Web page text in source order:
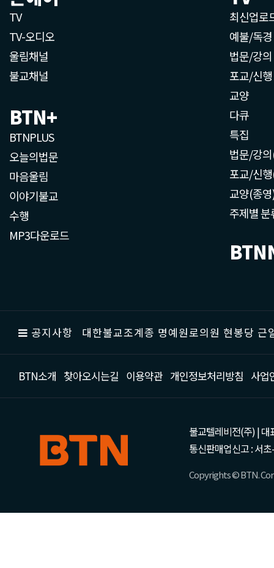
TV
TV-오디오
울림채널
불교채널
BTN+
BTNPLUS
오늘의법문
마음울림
이야기불교
수행
MP3다운로드
최신업로
예불/독경
법문/강의
포교/신행
교양
다큐
특집
법문/강
포교/신
교양(종
주제별 분
공지사항 대한불교조계종 명예원로의원 현봉당
BTN소개 찾아오시는길 이용약관 개인정보처리방침 사업
불교텔레비전(주) | 대
통신판매업신고 : 서
Copyrights © BTN.